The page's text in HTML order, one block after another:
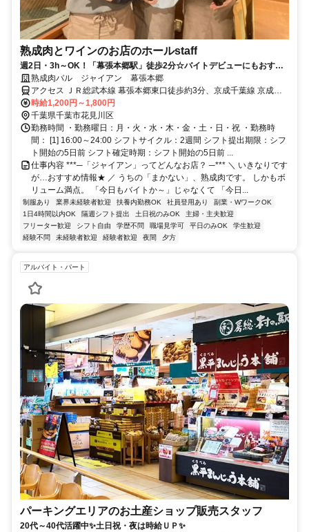
熟成肉とワインのお店のホールstaff
週2日・3h～OK！「幕張本郷駅」徒歩2分☆バイトデビューにもおすす
め◎毎月昇給チャンス♪まかないアリ☆
熟成肉バル ジャイアン 幕張本郷
アクセス ＪＲ総武本線 幕張本郷東口徒歩約3分、京成千葉線 京成幕
張本郷東口徒歩約3分、京成本線 京成大久保徒歩約20分 総武線「幕
張本郷駅」より徒歩2分
時給1,200円～1,800円
千葉県千葉市花見川区
勤務時間 ・勤務曜日：月・火・水・木・金・土・日・祝 ・勤務時
間： [1] 16:00～24:00 シフトサイクル：2週間 シフト提出期限：シフ
ト開始の5日前 シフト確定時期：シフト開始の5日前 ...
仕事内容 ***─「ジャイアン」ってどんなお店？ ─*** ＼ いきなりです
が…おすすめ情報★ ／ うちの「まかない」、熟成肉です。 しかもボ
リューム満点。 「今日もバイトか～」じゃなくて 「今日...
制服あり 業界未経験者歓迎 扶養内勤務OK 社員登用あり
副業・WワークOK
1日4時間以内OK
隔週シフト提出 土日祝のみOK
主婦・主夫歓迎
フリーター歓迎
シフト自由 学歴不問 職場見学可 平日のみOK
学生歓迎
経験不問
未経験者歓迎 経験者歓迎 夜間 夕方
アルバイト・パート
パーキングエリアのお土産ショップ販売スタッフ
20代～40代活躍中✨土日祝・夜は時給ＵＰ✨